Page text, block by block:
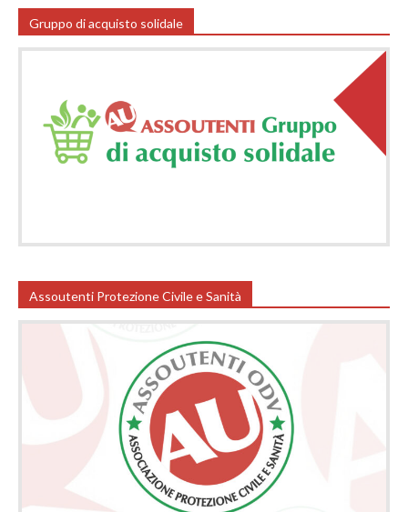
Gruppo di acquisto solidale
Assoutenti Protezione Civile e Sanità